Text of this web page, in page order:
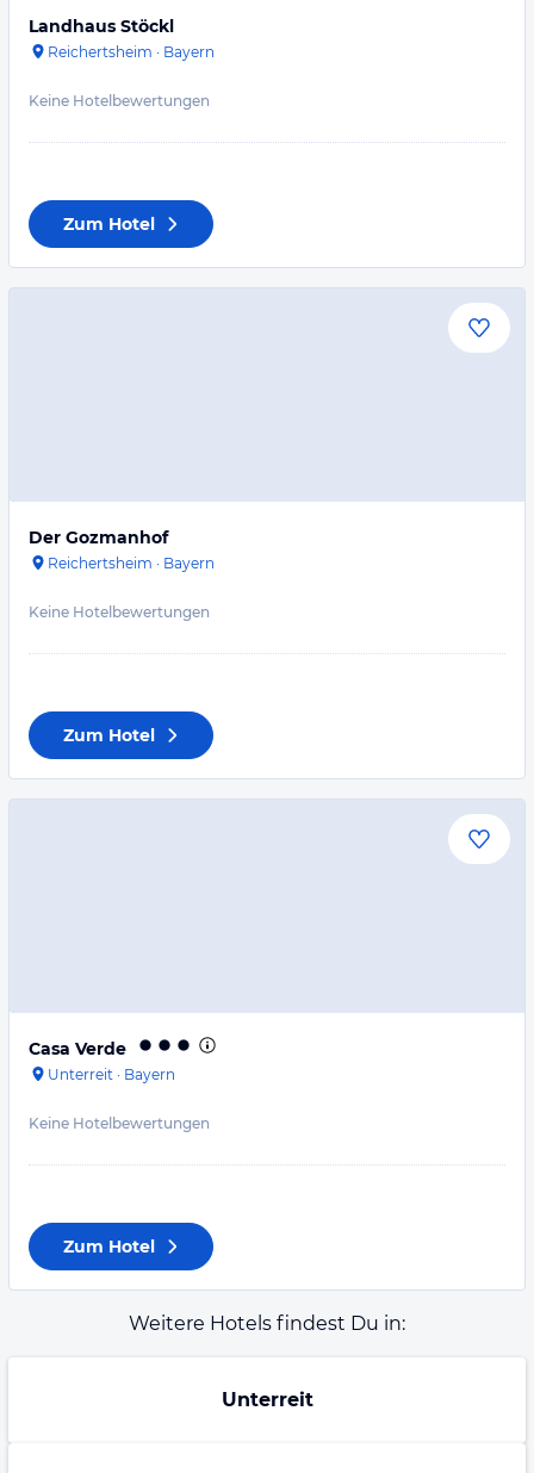
Landhaus Stöckl
Reichertsheim · Bayern
Keine Hotelbewertungen
Zum Hotel
Der Gozmanhof
Reichertsheim · Bayern
Keine Hotelbewertungen
Zum Hotel
Casa Verde
Unterreit · Bayern
Keine Hotelbewertungen
Zum Hotel
Weitere Hotels findest Du in:
Unterreit